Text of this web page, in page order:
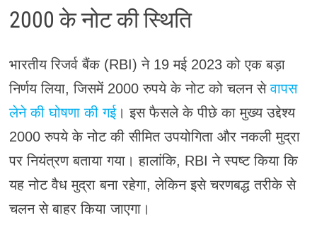
2000 के नोट की स्थिति
भारतीय रिजर्व बैंक (RBI) ने 19 मई 2023 को एक बड़ा
निर्णय लिया, जिसमें 2000 रुपये के नोट को चलन सेवापस
लेने की घोषणा की गई। इस फैसले के पीछे का मुख्य उद्देश्य
2000 रुपये के नोट की सीमित उपयोगिता और नकली मुद्रा
पर नियंत्रण बताया गया। हालांकि, RBI ने स्पष्ट किया कि
यह नोट वैध मुद्रा बना रहेगा, लेकिन इसे चरणबद्ध तरीके से
चलन से बाहर किया जाएगा।